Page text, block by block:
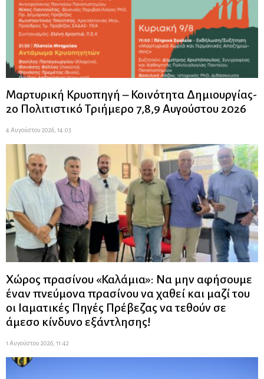
Μαρτυρική Κρυοπηγή – Κοινότητα Δημιουργίας-
2ο Πολιτιστικό Τριήμερο 7,8,9 Αυγούστου 2026
4 Αυγούστου 2026, 14:03
Χώρος πρασίνου «Καλάμια»: Να μην αφήσουμε
έναν πνεύμονα πρασίνου να χαθεί και μαζί του
οι Ιαματικές Πηγές Πρέβεζας να τεθούν σε
άμεσο κίνδυνο εξάντλησης!
1 Αυγούστου 2026, 11:42